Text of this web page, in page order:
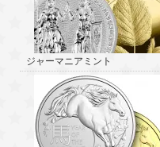
ジャーマニアミント